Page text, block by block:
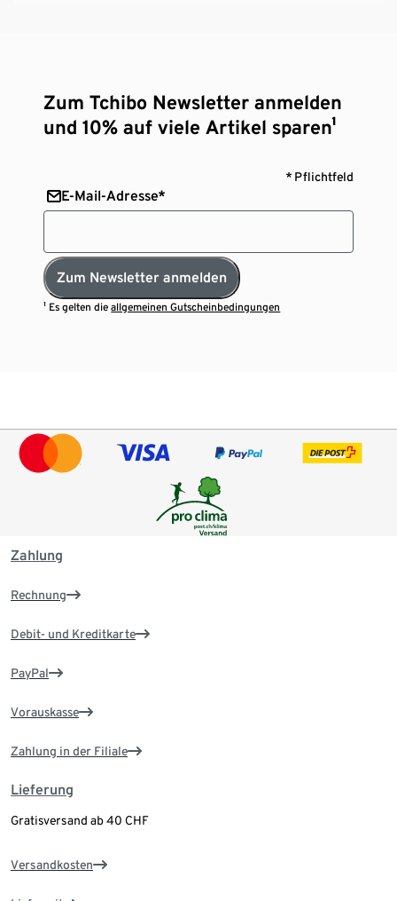
Zum Tchibo Newsletter anmelden
und 10% auf viele Artikel sparen¹
* Pflichtfeld
E-Mail-Adresse*
Zum Newsletter anmelden
¹ Es gelten dieallgemeinen Gutscheinbedingungen
Zahlung
Rechnung
Debit- und Kreditkarte
PayPal
Vorauskasse
Zahlung in der Filiale
Lieferung
Gratisversand ab 40 CHF
Versandkosten